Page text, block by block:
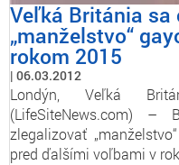
Veľká Británia
„manželstvo“
rokom 2015
06.03.2012
Londýn, Veľká
(LifeSiteNews.com) –
zlegalizovať
pred ďalšími voľbami v